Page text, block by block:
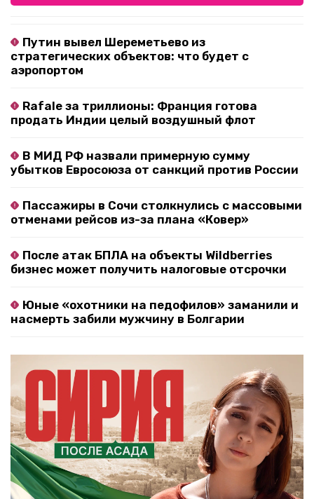
Путин вывел Шереметьево из
стратегических объектов: что будет с
аэропортом
Rafale за триллионы: Франция готова
продать Индии целый воздушный флот
В МИД РФ назвали примерную сумму
убытков Евросоюза от санкций против России
Пассажиры в Сочи столкнулись с массовыми
отменами рейсов из-за плана «Ковер»
После атак БПЛА на объекты Wildberries
бизнес может получить налоговые отсрочки
Юные «охотники на педофилов» заманили и
насмерть забили мужчину в Болгарии